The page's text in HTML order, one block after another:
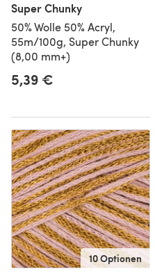
Super Chunky
50% Wolle 50% Acryl,
55m/100g, Super Chunky
(8,00 mm+)
5,39 €
10 Optionen